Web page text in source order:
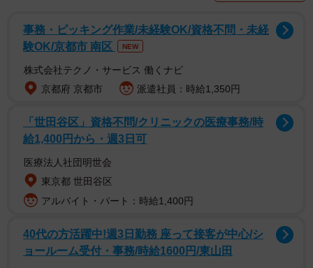
加齢や虫歯、コーヒーなどでも歯の色は変化す
「歯は白い方がいい」という人は多いと思います。しか
です。がんばって歯磨きをしても、汚れや黄ばみが気にな
る人は少なくありません。
原因で多いのは、コーヒーや紅茶、赤ワイン、葡萄、チ
ョコレートなど飲食物による色素沈着です。また、加齢に
事務・ピッキング作業/未経験OK/資格不問・未経
験OK/京都市 南区
NEW
株式会社テクノ・サービス 働くナビ
京都府 京都市
派遣社員：時給1,350円
「世田谷区」資格不問/クリニックの医療事務/時
給1,400円から・週3日可
医療法人社団明世会
東京都 世田谷区
アルバイト・パート：時給1,400円
40代の方活躍中!週3日勤務 座って接客が中心/シ
ョールーム受付・事務/時給1600円/東山田